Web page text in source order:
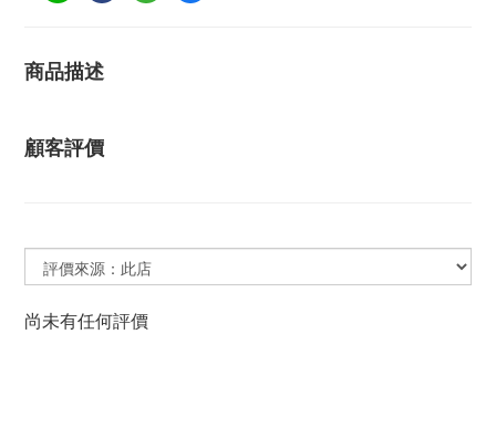
商品描述
顧客評價
尚未有任何評價